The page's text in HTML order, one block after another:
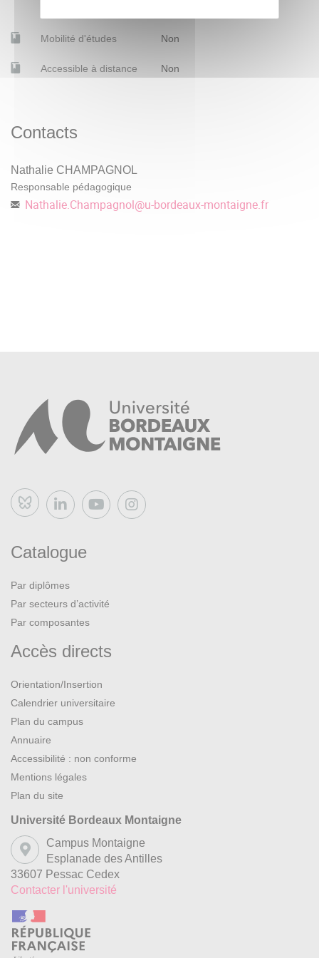
Mobilité d'études Non
Accessible à distance Non
Contacts
Nathalie CHAMPAGNOL
Responsable pédagogique
Nathalie.Champagnol@u-bordeaux-montaigne.fr
Bluesky
Catalogue
Par diplômes
Par secteurs d’activité
Par composantes
Accès directs
Orientation/Insertion
Calendrier universitaire
Plan du campus
Annuaire
Accessibilité : non conforme
Mentions légales
Plan du site
Université Bordeaux Montaigne
Campus Montaigne
Esplanade des Antilles
33607 Pessac Cedex
Contacter l'université